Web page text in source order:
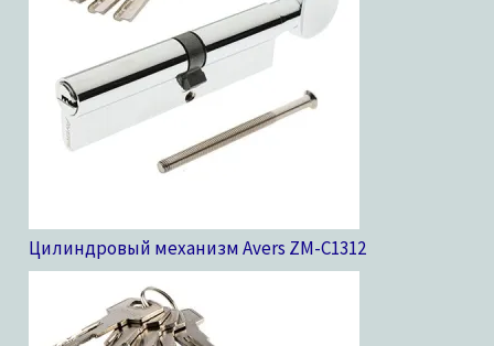
Цилиндровый механизм Avers ZM-C1312